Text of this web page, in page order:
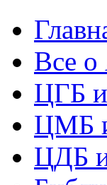
Все
ЦГБ
ЦМБ
ЦДБ